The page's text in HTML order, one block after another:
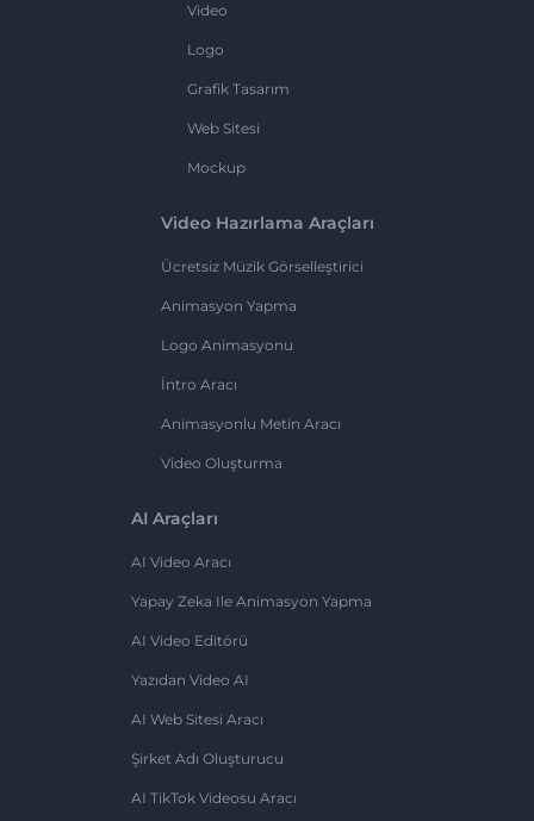
Video
Logo
Grafik Tasarım
Web Sitesi
Mockup
Video Hazırlama Araçları
Ücretsiz Müzik Görselleştirici
Animasyon Yapma
Logo Animasyonu
İntro Aracı
Animasyonlu Metin Aracı
Video Oluşturma
AI Araçları
AI Video Aracı
Yapay Zeka Ile Animasyon Yapma
AI Video Editörü
Yazıdan Video AI
AI Web Sitesi Aracı
Şirket Adı Oluşturucu
AI TikTok Videosu Aracı